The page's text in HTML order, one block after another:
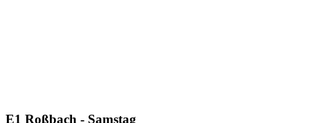
E1 Roßbach - Samstag